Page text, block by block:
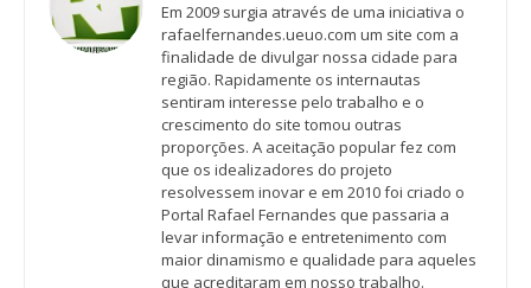
Em 2009 surgia através de uma iniciativa o
rafaelfernandes.ueuo.com um site com a
finalidade de divulgar nossa cidade para
região. Rapidamente os internautas
sentiram interesse pelo trabalho e o
crescimento do site tomou outras
proporções. A aceitação popular fez com
que os idealizadores do projeto
resolvessem inovar e em 2010 foi criado o
Portal Rafael Fernandes que passaria a
levar informação e entretenimento com
maior dinamismo e qualidade para aqueles
que acreditaram em nosso trabalho.